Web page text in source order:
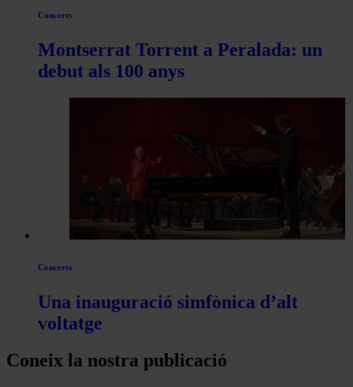
Concerts
Montserrat Torrent a Peralada: un
debut als 100 anys
Concerts
Una inauguració simfònica d’alt
voltatge
Coneix la nostra publicació